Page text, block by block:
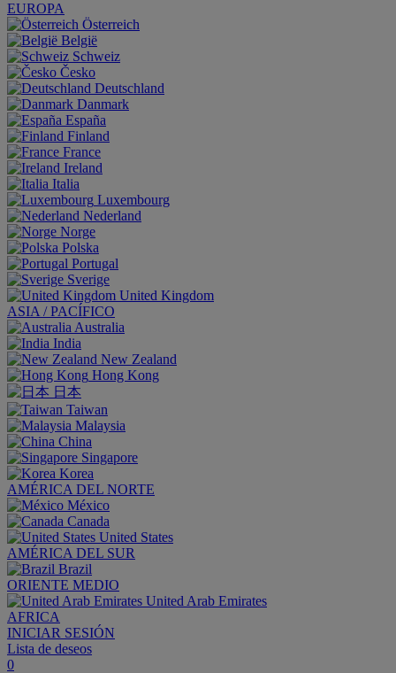
EUROPA
Österreich
België
Schweiz
Česko
Deutschland
Danmark
España
Finland
France
Ireland
Italia
Luxembourg
Nederland
Norge
Polska
Portugal
Sverige
United Kingdom
ASIA / PACÍFICO
Australia
India
New Zealand
Hong Kong
日本
Taiwan
Malaysia
China
Singapore
Korea
AMÉRICA DEL NORTE
México
Canada
United States
AMÉRICA DEL SUR
Brazil
ORIENTE MEDIO
United Arab Emirates
AFRICA
INICIAR SESIÓN
Lista de deseos
0